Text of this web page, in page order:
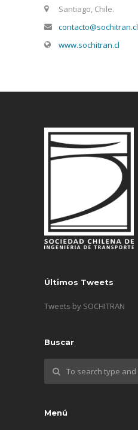
Santiago, Chile.
contacto@sochitran.cl
www.sochitran.cl
Últimos Tweets
Tweets by SOCHITRAN
Buscar
Menú